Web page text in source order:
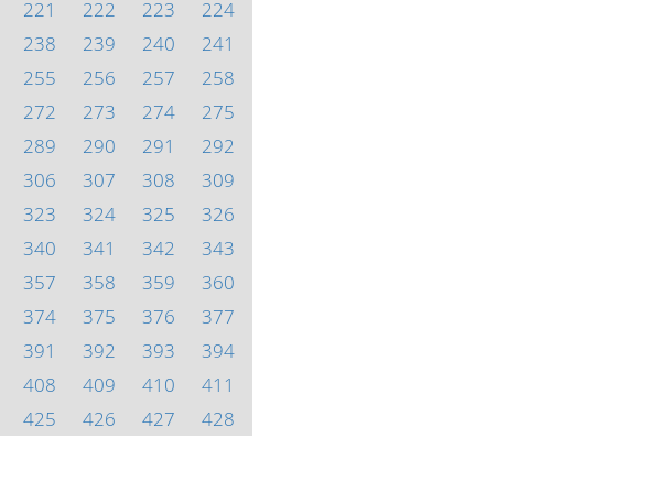
221 222 223
224
238 239 240
241
255 256 257
258
272 273 274
275
289 290 291
292
306 307 308
309
323 324 325
326
340 341 342
343
357 358 359
360
374 375 376
377
391 392 393
394
408 409 410
411
425 426 427
428